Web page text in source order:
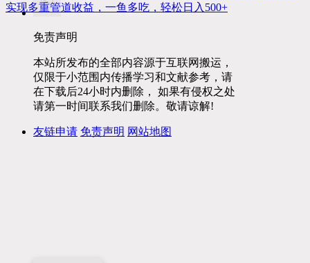
实现多重管道收益，一鱼多吃，轻松日入500+
免责声明
本站所发布的全部内容源于互联网搬运，
仅限于小范围内传播学习和文献参考，请
在下载后24小时内删除， 如果有侵权之处
请第一时间联系我们删除。敬请谅解!
友链申请 免责声明 网站地图